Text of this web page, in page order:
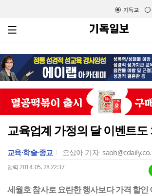
기독교
교육업계 가정의 달 이벤트도
교육·학술·종교 오상아 기자
입력 2014. 05. 28 22:37
세월호 참사로 요란한 행사보다 가격 할인